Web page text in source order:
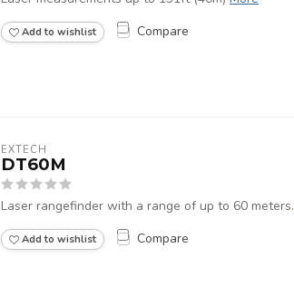
Add to wishlist Compare
EXTECH
DT60M
Laser rangefinder with a range of up to 60 meters.
Add to wishlist Compare